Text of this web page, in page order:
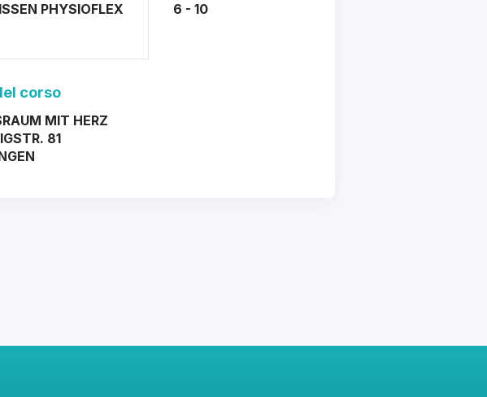
PHYSIOFLEX 6 - 10
corso
MIT HERZ
81